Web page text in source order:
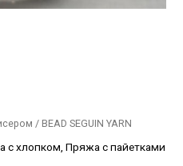
/ BEAD SEGUIN YARN
с хлопком, Пряжа с пайетками